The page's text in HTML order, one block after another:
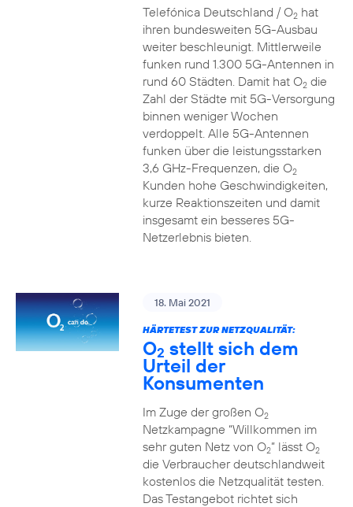
Telefónica Deutschland / O2hat
ihren bundesweiten 5G-Ausbau
weiter beschleunigt. Mittlerweile
funken rund 1.300 5G-Antennen in
rund 60 Städten. Damit hat O2die
Zahl der Städte mit 5G-Versorgung
binnen weniger Wochen
verdoppelt. Alle 5G-Antennen
funken über die leistungsstarken
3,6 GHz-Frequenzen, die O2
Kunden hohe Geschwindigkeiten,
kurze Reaktionszeiten und damit
insgesamt ein besseres 5G-
Netzerlebnis bieten.
18. Mai 2021
HÄRTETEST ZUR NETZQUALITÄT:
O2 stellt sich dem
Urteil der
Konsumenten
Im Zuge der großen O2
Netzkampagne “Willkommen im
sehr guten Netz von O2” lässt O2
die Verbraucher deutschlandweit
kostenlos die Netzqualität testen.
Das Testangebot richtet sich